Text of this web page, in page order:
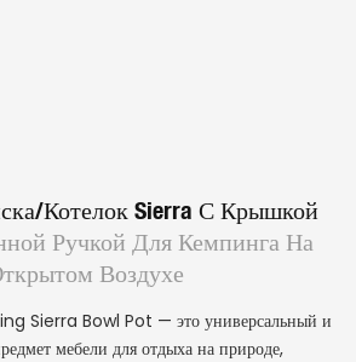
котелок Sierra С Крышкой
Ручкой Для Кемпинга На
Воздухе
Sierra Bowl Pot — это универсальный и
мебели для отдыха на природе,